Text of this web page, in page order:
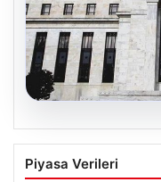
05.08.2026
Fed faizi sabit
{“title”: “ABD Merkez
Piyasa Verileri